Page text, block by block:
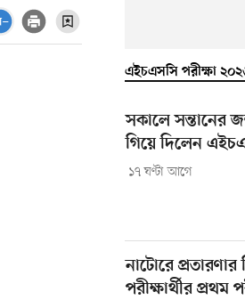
এইচএসসি পরীক্ষা
সকালে সন্তানের
গিয়ে দিলেন
১৭ ঘণ্টা আগে
নাটোরে
পরীক্ষার্থীর প্রথম